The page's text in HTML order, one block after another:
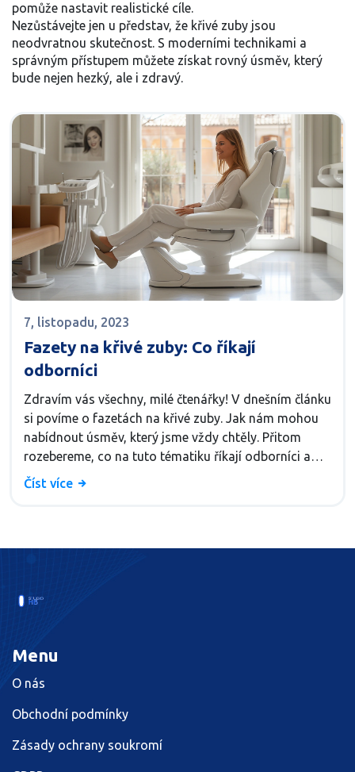
pomůže nastavit realistické cíle.
Nezůstávejte jen u představ, že křivé zuby jsou
neodvratnou skutečnost. S moderními technikami a
správným přístupem můžete získat rovný úsměv, který
bude nejen hezký, ale i zdravý.
7, listopadu, 2023
Fazety na křivé zuby: Co říkají
odborníci
Zdravím vás všechny, milé čtenářky! V dnešním článku
si povíme o fazetách na křivé zuby. Jak nám mohou
nabídnout úsměv, který jsme vždy chtěly. Přitom
rozebereme, co na tuto tématiku říkají odborníci a
jaké jsou jejich zkušenosti. Rozhodně se mi ozvěte,
Číst více
Menu
O nás
Obchodní podmínky
Zásady ochrany soukromí